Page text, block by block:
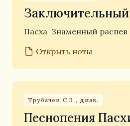
Заключительный
Пасха Знаменный распев
Открыть ноты
Трубачев С.З., диак.
Песнопения